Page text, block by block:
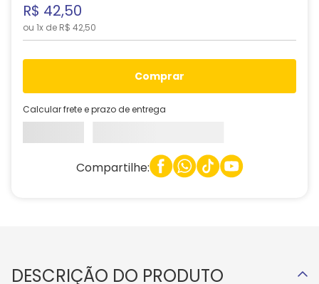
R$ 42,50
ou 1x de R$ 42,50
comprar
Calcular frete e prazo de entrega
Compartilhe:
DESCRIÇÃO DO PRODUTO